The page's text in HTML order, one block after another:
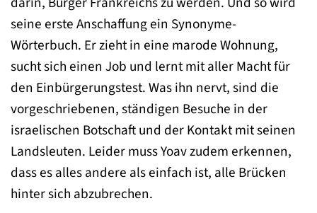
seine erste Anschaffung ein Synonyme-
Wörterbuch. Er zieht in eine marode Wohnung,
sucht sich einen Job und lernt mit aller Macht für
den Einbürgerungstest. Was ihn nervt, sind die
vorgeschriebenen, ständigen Besuche in der
israelischen Botschaft und der Kontakt mit seinen
Landsleuten. Leider muss Yoav zudem erkennen,
dass es alles andere als einfach ist, alle Brücken
hinter sich abzubrechen.